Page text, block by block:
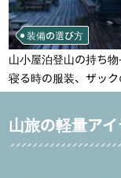
装備の選び方
山小屋泊登山の持ち物
寝る時の服装、ザッ
どを徹底紹介！1泊2
用のリスト付き
山旅の軽量ア